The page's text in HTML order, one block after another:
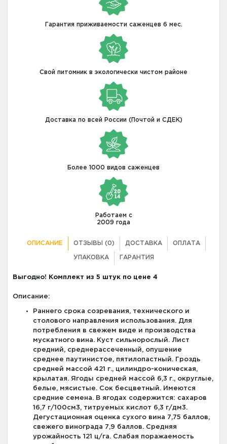
Гарантия приживаемости саженцев 6 мес.
Свой питомник в экологически чистом районе
Доставка по всей России (Почтой и СДЕК)
Более 1000 видов саженцев
Работаем с
2009 года
ОПИСАНИЕ ОТЗЫВЫ (0) ДОСТАВКА ОПЛАТА
УПАКОВКА ГАРАНТИЯ
Выгодно! Комплект из 5 штук по цене 4
Описание:
Раннего срока созревания, технического и
столового направления использования. Для
потребления в свежем виде и производства
мускатного вина. Куст сильнорослый. Лист
средний, среднерассеченный, опушение
среднее паутинистое, пятилопастный. Гроздь
средней массой 421 г., цилиндро-коническая,
крылатая. Ягоды средней массой 6,3 г., округлые,
белые, мясистые. Сок бесцветный. Имеются
средние семена. В ягодах содержится: сахаров
16,7 г/100см3, титруемых кислот 6,3 г/дм3.
Дегустационная оценка сухого вина 7,75 баллов,
свежего винограда 7,9 баллов. Средняя
урожайность 121 ц/га. Слабая поражаемость